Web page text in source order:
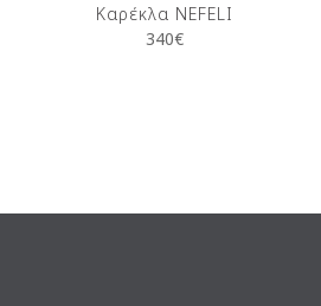
Καρέκλα NEFELI
340€